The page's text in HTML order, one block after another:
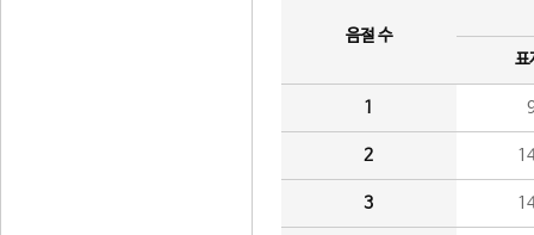
음절 수
표
1
2
3